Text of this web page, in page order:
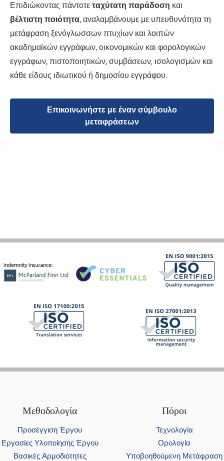
Επιδιώκοντας πάντοτε ταχύτατη παράδοση και
βέλτιστη ποιότητα, αναλαμβάνουμε με υπευθυνότητα τη
μετάφραση ξενόγλωσσων πτυχίων και λοιπών
ακαδημαϊκών εγγράφων, οικονομικών και φορολογικών
εγγράφων, πιστοποιητικών, συμβάσεων, ισολογισμών και
κάθε είδους ιδιωτικού ή δημοσίου εγγράφου.
Επικοινωνήστε με έναν σύμβουλο
μεταφράσεων
Μεθοδολογία
Προσέγγιση Έργου
Εργασίες Υλοποίησης Έργου
Βασικές Αρμοδιότητες
Πόροι
Τεχνολογία
Ορολογία
Υποβοηθούμενη Μετάφραση